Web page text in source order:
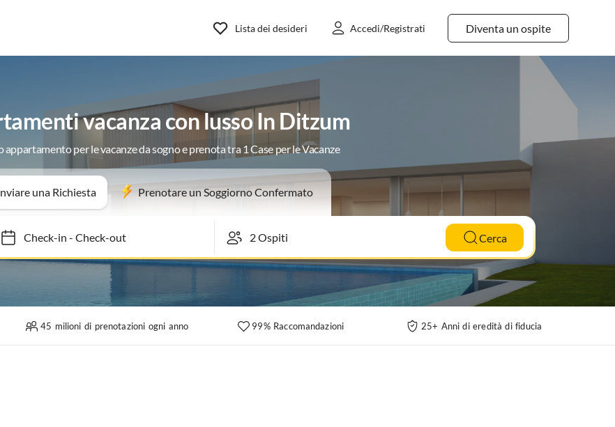
Diventa un ospite
Lista dei desideri Accedi/Registrati
vacanza con lusso In Ditzum
appartamento per le vacanze da sogno e prenota tra 1 Case per le Vacanze
una Richiesta Prenotare un Soggiorno Confermato
Check-in- Check-out Cerca
45 milioni di prenotazioni ogni anno 99% Raccomandazioni 25+ Anni di eredità di fiducia